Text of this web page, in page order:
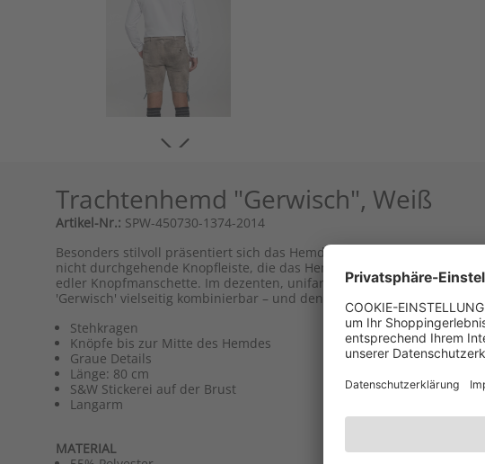
Trachtenhemd "Gerwisch", Weiß
Artikel-Nr.: SPW-450730-1374-2014
Besonders stilvoll präsentiert sich das Hemd 'Gerwisch' von Spieth &
nicht durchgehende Knopfleiste, die das Hemd bis zur Mitte ziert,
edler Knopfmanschette. Im dezenten, unifarbenen Look und mit
'Gerwisch' vielseitig kombinierbar – und dennoch einzigartig durch
Stehkragen
Knöpfe bis zur Mitte des Hemdes
Graue Details
Länge: 80 cm
S&W Stickerei auf der Brust
Langarm
MATERIAL